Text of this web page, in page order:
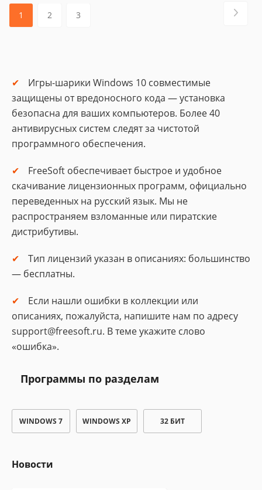
1 2 3
Игры-шарики Windows 10 совместимые
защищены от вредоносного кода — установка
безопасна для ваших компьютеров. Более 40
антивирусных систем следят за чистотой
программного обеспечения.
FreeSoft обеспечивает быстрое и удобное
скачивание лицензионных программ, официально
переведенных на русский язык. Мы не
распространяем взломанные или пиратские
дистрибутивы.
Тип лицензий указан в описаниях: большинство
— бесплатны.
Если нашли ошибки в коллекции или
описаниях, пожалуйста, напишите нам по адресу
support@freesoft.ru. В теме укажите слово
«ошибка».
Программы по разделам
WINDOWS 7 WINDOWS XP 32 БИТ
Новости